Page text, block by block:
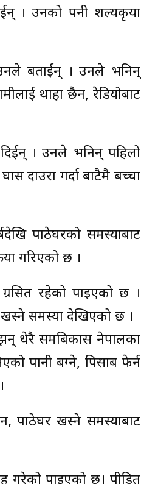
। उनको पनी शल्यकृया
बताईन् । उनले भनिन्
थाहा छैन, रेडियोबाट
। उनले भनिन् पहिलो
दाउरा गर्दा बाटैमै बच्चा
पाठेघरको समस्याबाट
गरिएको छ ।
रहेको पाइएको छ ।
समस्या देखिएको छ ।
धेरै समबिकास नेपालका
पानी बग्ने, पिसाब फेर्न
खस्ने समस्याबाट